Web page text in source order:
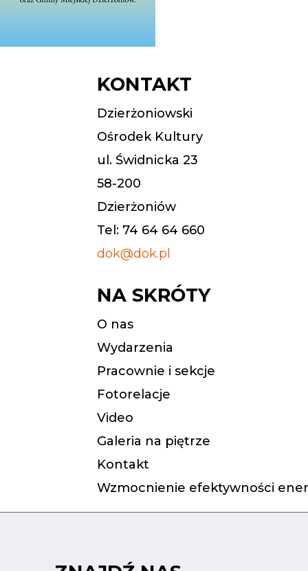
KONTAKT
Dzierżoniowski
Ośrodek Kultury
ul. Świdnicka 23
58-200
Dzierżoniów
Tel: 74 64 64 660
dok@dok.pl
NA SKRÓTY
O nas
Wydarzenia
Pracownie i sekcje
Fotorelacje
Video
Galeria na piętrze
Kontakt
Wzmocnienie efektywności